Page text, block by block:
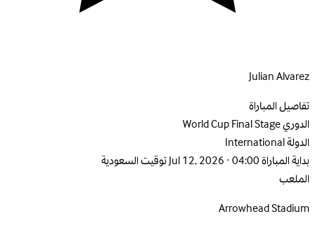
Julian Alvarez
تفاصيل المباراة
الدوريWorld Cup Final Stage
الدولةInternational
بداية المباراةJul 12, 2026 · 04:00 توقيت السعودية
الملعب
Arrowhead Stadium